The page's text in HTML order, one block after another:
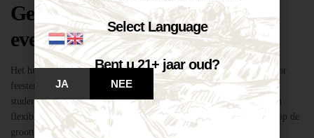
Geschikt voor elk type feest of
evenement
Het huren van een biertap in locatie Breda is niet alleen geschikt voor
feesten thuis, maar ook voor bedrijfsevenementen, buurtfeesten,
studentenfeestjes en verenigingsactiviteiten. Dankzij de mobiliteit en
flexibiliteit van onze tapinstallaties kunnen we moeiteloos inspelen op de
grootte en aard van elk evenement.
Select Language
Bent u 21+ jaar oud?
JA NEE